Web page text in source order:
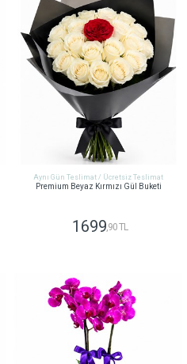
Aynı Gün Teslimat / Ücretsiz Teslimat
Premium Beyaz Kırmızı Gül Buketi
1699,90 TL